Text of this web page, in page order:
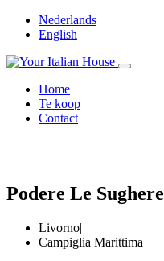
Nederlands
English
Home
Te koop
Contact
Podere Le Sughere
Livorno|
Campiglia Marittima